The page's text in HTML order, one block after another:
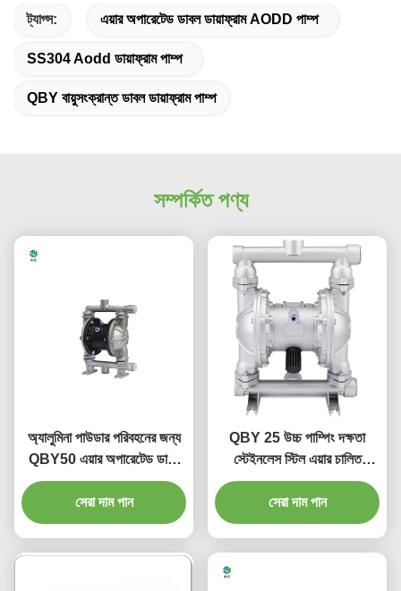
ট্যাগ্স: এয়ার অপারেটেড ডাবল ডায়াফ্রাম AODD পাম্প
SS304 Aodd ডায়াফ্রাম পাম্প
QBY বায়ুসংক্রান্ত ডাবল ডায়াফ্রাম পাম্প
সম্পর্কিত পণ্য
অ্যালুমিনা পাউডার পরিবহনের জন্য
QBY50 এয়ার অপারেটেড ডাবল
ডায়াফ্রাম পাম্প
সেরা দাম পান
QBY 25 উচ্চ পাম্পিং দক্ষতা
স্টেইনলেস স্টিল এয়ার চালিত
বায়ুসংক্রান্ত ডায়াফ্রাম পাম্প
সেরা দাম পান